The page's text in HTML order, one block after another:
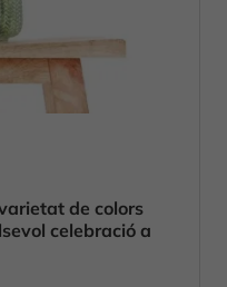
de colors
celebració a